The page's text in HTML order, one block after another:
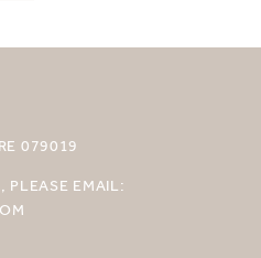
MIRU NOZOMI
079019
PLEASE EMAIL: